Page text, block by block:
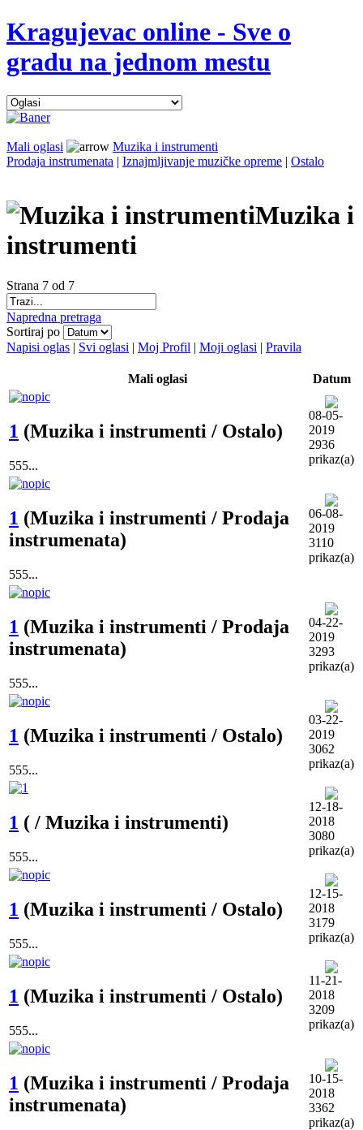
Kragujevac online - Sve o
gradu na jednom mestu
Mali oglasi
Muzika i instrumenti
Prodaja instrumenata | Iznajmljivanje muzičke opreme | Ostalo
Muzika i
instrumenti
Strana 7 od 7
Napredna pretraga
Sortiraj po
Napisi oglas | Svi oglasi | Moj Profil | Moji oglasi | Pravila
Mali oglasi Datum
1 (Muzika i instrumenti / Ostalo)
555...
08-05-
2019
2936
prikaz(a)
1 (Muzika i instrumenti / Prodaja
instrumenata)
555...
06-08-
2019
3110
prikaz(a)
1 (Muzika i instrumenti / Prodaja
instrumenata)
555...
04-22-
2019
3293
prikaz(a)
1 (Muzika i instrumenti / Ostalo)
555...
03-22-
2019
3062
prikaz(a)
1 ( / Muzika i instrumenti)
555...
12-18-
2018
3080
prikaz(a)
1 (Muzika i instrumenti / Ostalo)
555...
12-15-
2018
3179
prikaz(a)
1 (Muzika i instrumenti / Ostalo)
555...
11-21-
2018
3209
prikaz(a)
1 (Muzika i instrumenti / Prodaja
instrumenata)
10-15-
2018
3362
prikaz(a)